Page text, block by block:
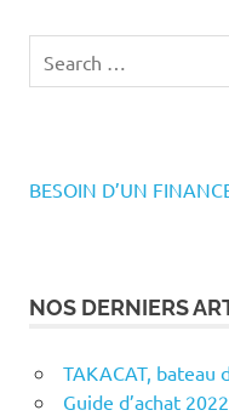
for:
BESOIN D’UN
NOS DERNIERS
TAKACAT, bateau
Guide d’achat